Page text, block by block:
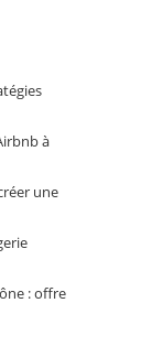
à
une
: offre